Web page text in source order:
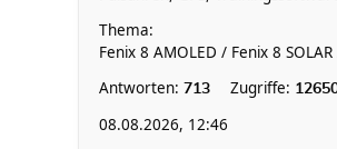
Thema:
Fenix 8 AMOLED / Fenix 8
Antworten: 713 Zugriffe:
08.08.2026, 12:46